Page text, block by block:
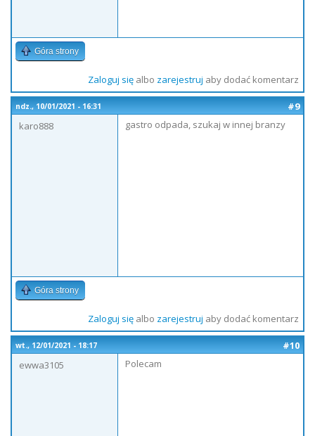
Góra strony
Zaloguj sięalbo zarejestruj aby dodać komentarz
ndz., 10/01/2021 - 16:31
#9
karo888
gastro odpada, szukaj w innej branzy
Góra strony
Zaloguj sięalbo zarejestruj aby dodać komentarz
wt., 12/01/2021 - 18:17
#10
ewwa3105
Polecam